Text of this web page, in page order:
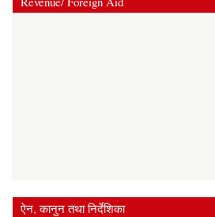
ऐन, कानुन तथा निर्देशिका